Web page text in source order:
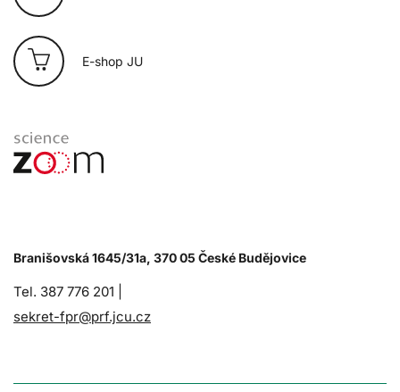
E-shop JU
Branišovská 1645/31a, 370 05 České Budějovice
Tel. 387 776 201 |
sekret-fpr@prf.jcu.cz